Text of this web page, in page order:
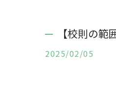
【校則の
2025/02/05